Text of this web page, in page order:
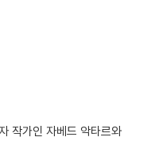
작가인 자베드 악타르와